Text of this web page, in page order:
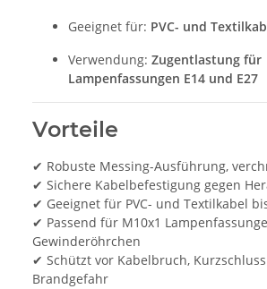
Geeignet für: PVC- und
Verwendung: Zugentlastung für
Lampenfassungen E14 und E27
Vorteile
✔ Robuste Messing-Ausführung,
✔ Sichere Kabelbefestigung gegen
✔ Geeignet für PVC- und Textilkabel
✔ Passend für M10x1
Gewinderöhrchen
✔ Schützt vor Kabelbruch,
Brandgefahr